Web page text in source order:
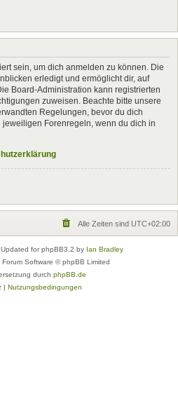
sein, um dich anmelden zu können. Die
erledigt und ermöglicht dir, auf
Board-Administration kann registrierten
zuweisen. Beachte bitte unsere
Regelungen, bevor du dich
Forenregeln, wenn du dich in
Alle Zeiten sind UTC+02:00
for phpBB3.2 by Ian Bradley
Forum Software © phpBB Limited
durch phpBB.de
| Nutzungsbedingungen